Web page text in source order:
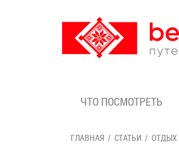
ЧТО ПОСМОТРЕТЬ
ГЛАВНАЯ СТАТЬИ ОТДЫХ